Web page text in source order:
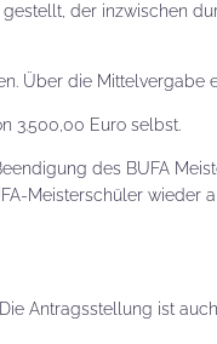
der inzwischen
Über die Mittelvergabe
3.500,00 Euro selbst.
des BUFA
Meisterschüler wieder
Antragsstellung ist